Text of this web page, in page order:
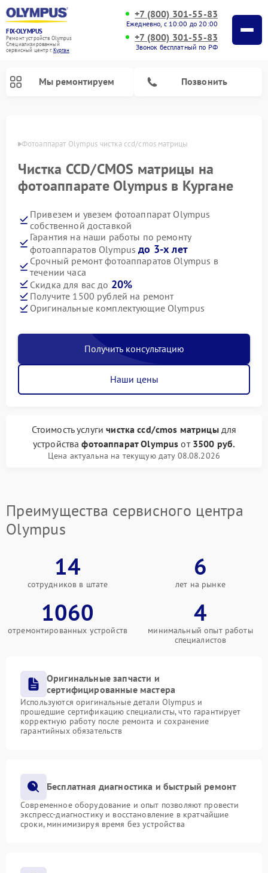
FIX-OLYMPUS
Ремонт устройств Olympus
Специализированный
cервисный центр г.Курган
+7 (800) 301-55-83
Ежедневно, с 10:00 до 20:00
+7 (800) 301-55-83
Звонок бесплатный по РФ
Мы ремонтируем Позвонить
Фотоаппарат Olympus чистка ccd/cmos матрицы
Чистка CCD/CMOS матрицы на
фотоаппарате Olympus в Кургане
Привезем и увезем фотоаппарат Olympus
собственной доставкой
Гарантия на наши работы по ремонту
фотоаппаратов Olympusдо 3-х лет
Срочный ремонт фотоаппаратов Olympus в
течении часа
Скидка для вас до 20%
Получите 1500 рублей на ремонт
Оригинальные комплектующие Olympus
Получить консультацию
Наши цены
Стоимость услугичистка ccd/cmos матрицыдля
устройствафотоаппарат Olympus от 3500 руб.
Цена актуальна на текущую дату 08.08.2026
Преимущества сервисного центра
Olympus
14
сотрудников в штате
6
лет на рынке
1060
отремонтированных устройств
4
минимальный опыт работы
специалистов
Оригинальные запчасти и
сертифицированные мастера
Используются оригинальные детали Olympus и
прошедшие сертификацию специалисты, что гарантирует
корректную работу после ремонта и сохранение
гарантийных обязательств
Бесплатная диагностика и быстрый ремонт
Современное оборудование и опыт позволяют провести
экспресс-диагностику и восстановление в кратчайшие
сроки, минимизируя время без устройства